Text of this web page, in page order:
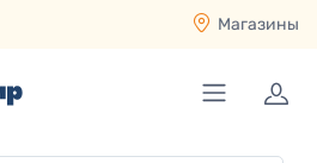
Магазины